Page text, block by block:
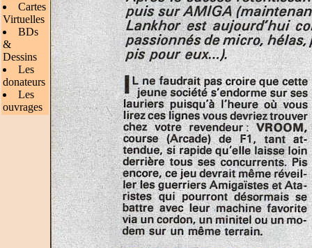
Cartes
Virtuelles
BDs
&
Dessins
Les
donateurs
Les
ouvrages